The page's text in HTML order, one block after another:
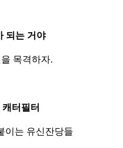
되는 거야
목격하자.
터필터
이는 유신잔당들